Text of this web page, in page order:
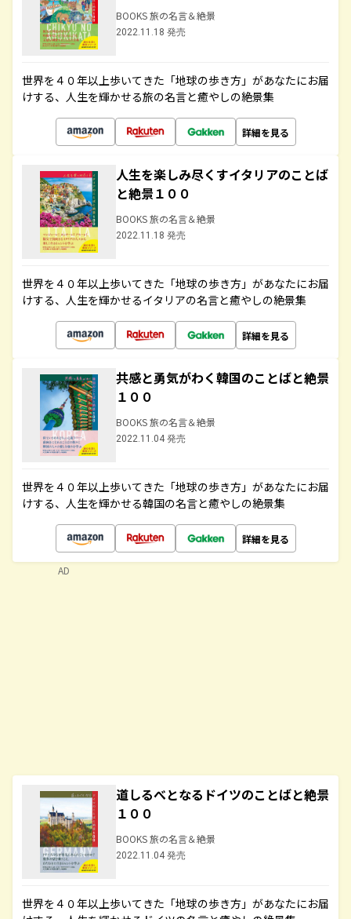
BOOKS 旅の名言＆絶景
2022.11.18 発売
世界を４０年以上歩いてきた「地球の歩き方」があなたにお届
けする、人生を輝かせる旅の名言と癒やしの絶景集
詳細を見る
人生を楽しみ尽くすイタリアのことば
と絶景１００
BOOKS 旅の名言＆絶景
2022.11.18 発売
世界を４０年以上歩いてきた「地球の歩き方」があなたにお届
けする、人生を輝かせるイタリアの名言と癒やしの絶景集
詳細を見る
共感と勇気がわく韓国のことばと絶景
１００
BOOKS 旅の名言＆絶景
2022.11.04 発売
世界を４０年以上歩いてきた「地球の歩き方」があなたにお届
けする、人生を輝かせる韓国の名言と癒やしの絶景集
詳細を見る
道しるべとなるドイツのことばと絶景
１００
BOOKS 旅の名言＆絶景
2022.11.04 発売
世界を４０年以上歩いてきた「地球の歩き方」があなたにお届
AD